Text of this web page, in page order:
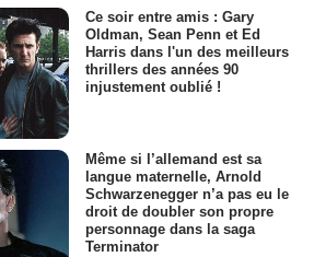
Ce soir entre amis : Gary
Oldman, Sean Penn et Ed
Harris dans l'un des meilleurs
thrillers des années 90
injustement oublié !
Même si l’allemand est sa
langue maternelle, Arnold
Schwarzenegger n’a pas eu le
droit de doubler son propre
personnage dans la saga
Terminator